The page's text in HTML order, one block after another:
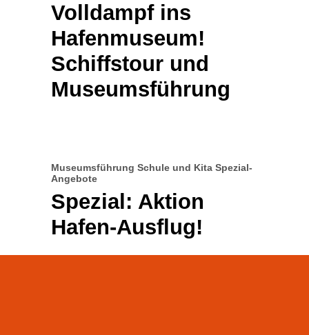
Volldampf ins
Hafenmuseum!
Schiffstour und
Museumsführung
Museumsführung Schule und Kita Spezial-
Angebote
Spezial: Aktion
Hafen-Ausflug!